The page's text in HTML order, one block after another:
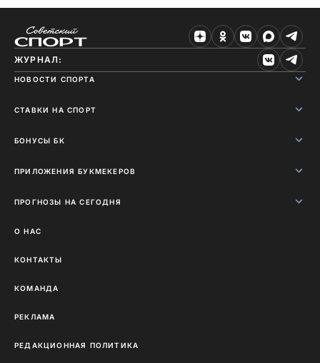
ЖУРНАЛ:
НОВОСТИ СПОРТА
СТАВКИ НА СПОРТ
БОНУСЫ БК
ПРИЛОЖЕНИЯ БУКМЕКЕРОВ
ПРОГНОЗЫ НА СЕГОДНЯ
О НАС
КОНТАКТЫ
КОМАНДА
РЕКЛАМА
РЕДАКЦИОННАЯ ПОЛИТИКА